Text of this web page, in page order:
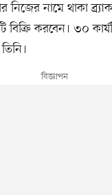
নামে থাকা
করবেন। ৩০